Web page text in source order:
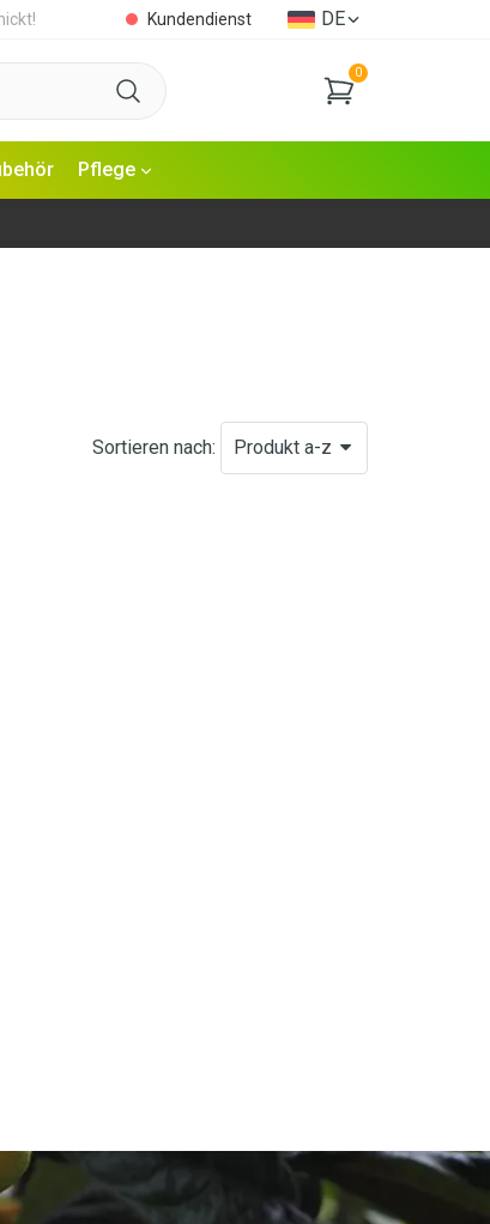
Kundendienst DE
0
Pflege
Sortieren nach: Produkt a-z